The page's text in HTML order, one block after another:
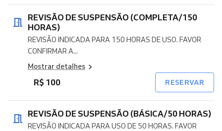
REVISÃO DE SUSPENSÃO (COMPLETA/150
HORAS)
REVISÃO INDICADA PARA 150 HORAS DE USO. FAVOR
CONFIRMAR A...
Mostrar detalhes
R$ 100 RESERVAR
REVISÃO DE SUSPENSÃO (BÁSICA/50 HORAS)
REVISÃO INDICADA PARA USO DE 50 HORAS. FAVOR